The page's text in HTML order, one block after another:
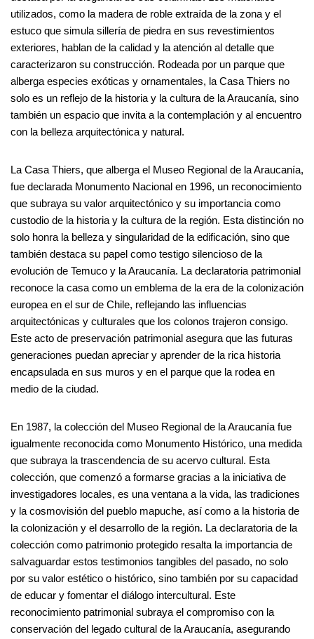
utilizados, como la madera de roble extraída de la zona y el
estuco que simula sillería de piedra en sus revestimientos
exteriores, hablan de la calidad y la atención al detalle que
caracterizaron su construcción. Rodeada por un parque que
alberga especies exóticas y ornamentales, la Casa Thiers no
solo es un reflejo de la historia y la cultura de la Araucanía, sino
también un espacio que invita a la contemplación y al encuentro
con la belleza arquitectónica y natural.
La Casa Thiers, que alberga el Museo Regional de la Araucanía,
fue declarada Monumento Nacional en 1996, un reconocimiento
que subraya su valor arquitectónico y su importancia como
custodio de la historia y la cultura de la región. Esta distinción no
solo honra la belleza y singularidad de la edificación, sino que
también destaca su papel como testigo silencioso de la
evolución de Temuco y la Araucanía. La declaratoria patrimonial
reconoce la casa como un emblema de la era de la colonización
europea en el sur de Chile, reflejando las influencias
arquitectónicas y culturales que los colonos trajeron consigo.
Este acto de preservación patrimonial asegura que las futuras
generaciones puedan apreciar y aprender de la rica historia
encapsulada en sus muros y en el parque que la rodea en
medio de la ciudad.
En 1987, la colección del Museo Regional de la Araucanía fue
igualmente reconocida como Monumento Histórico, una medida
que subraya la trascendencia de su acervo cultural. Esta
colección, que comenzó a formarse gracias a la iniciativa de
investigadores locales, es una ventana a la vida, las tradiciones
y la cosmovisión del pueblo mapuche, así como a la historia de
la colonización y el desarrollo de la región. La declaratoria de la
colección como patrimonio protegido resalta la importancia de
salvaguardar estos testimonios tangibles del pasado, no solo
por su valor estético o histórico, sino también por su capacidad
de educar y fomentar el diálogo intercultural. Este
reconocimiento patrimonial subraya el compromiso con la
conservación del legado cultural de la Araucanía, asegurando